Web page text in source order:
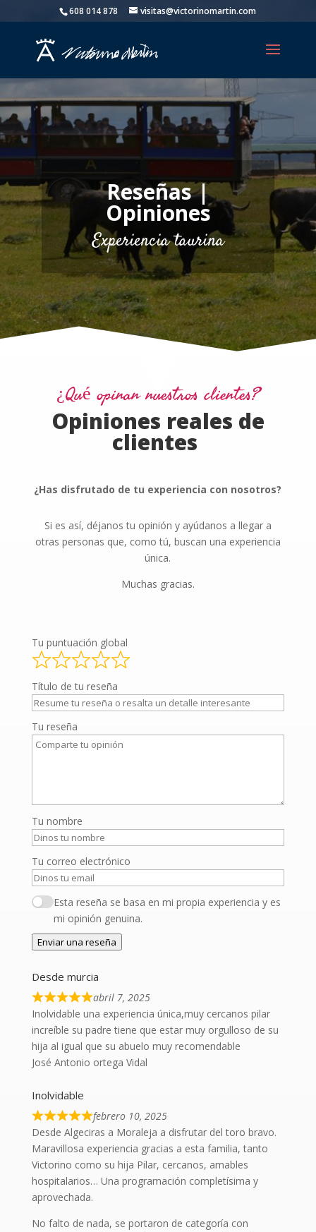
608 014 878 visitas@victorinomartin.com
Reseñas |
Opiniones
Experiencia taurina
¿Qué opinan nuestros clientes?
Opiniones reales de
clientes
¿Has disfrutado de tu experiencia con nosotros?
Si es así, déjanos tu opinión y ayúdanos a llegar a
otras personas que, como tú, buscan una experiencia
única.
Muchas gracias.
Tu puntuación global
Título de tu reseña
Tu reseña
Tu nombre
Tu correo electrónico
Esta reseña se basa en mi propia experiencia y es
mi opinión genuina.
Enviar una reseña
Desde murcia
abril 7, 2025
Inolvidable una experiencia única,muy cercanos pilar
increíble su padre tiene que estar muy orgulloso de su
hija al igual que su abuelo muy recomendable
José Antonio ortega Vidal
Inolvidable
febrero 10, 2025
Desde Algeciras a Moraleja a disfrutar del toro bravo.
Maravillosa experiencia gracias a esta familia, tanto
Victorino como su hija Pilar, cercanos, amables
hospitalarios… Una programación completísima y
aprovechada.
No falto de nada, se portaron de categoría con